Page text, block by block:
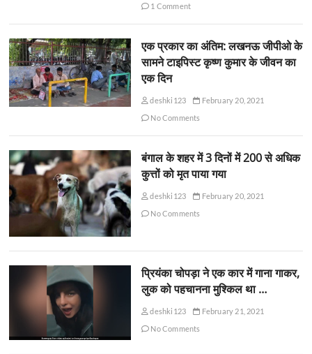
1 Comment
एक प्रकार का अंतिम: लखनऊ जीपीओ के
सामने टाइपिस्ट कृष्ण कुमार के जीवन का
एक दिन
deshki123
February 20, 2021
No Comments
बंगाल के शहर में 3 दिनों में 200 से अधिक
कुत्तों को मृत पाया गया
deshki123
February 20, 2021
No Comments
प्रियंका चोपड़ा ने एक कार में गाना गाकर,
लुक को पहचानना मुश्किल था …
deshki123
February 21, 2021
No Comments